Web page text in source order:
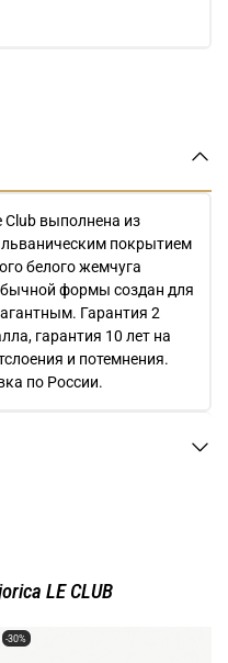
Club выполнена из
покрытием
белого жемчуга
формы создан для
Гарантия 2
гарантия 10 лет на
и потемнения.
по России.
LE CLUB
-30%